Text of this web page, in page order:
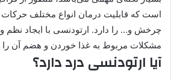
است که قابلیت درمان انواع مختلف حرکات
چرخش و… را دارد. ارتودنسی با ایجاد نظم
مشکلات مربوط به غذا خوردن و هضم آن را
آیا ارتودنسی درد دارد؟